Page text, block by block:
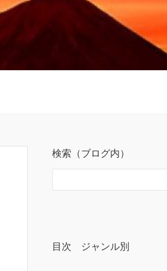
検索（ブログ内）
目次 ジャンル別